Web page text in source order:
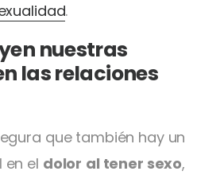
.
nuestras
las relaciones
que también hay un
el dolor al tener sexo,